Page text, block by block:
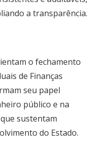
a transparência.
o fechamento
de Finanças
seu papel
público e na
sustentam
do Estado.